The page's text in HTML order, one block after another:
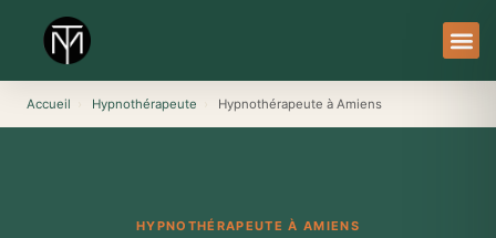
contenu
Accueil Hypnothérapeute Hypnothérapeute à Amiens
HYPNOTHÉRAPEUTE À AMIENS